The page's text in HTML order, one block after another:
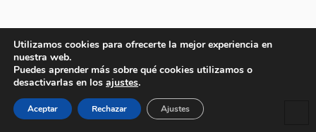
Utilizamos cookies para ofrecerte la mejor experiencia en
nuestra web.
Puedes aprender más sobre qué cookies utilizamos o
desactivarlas en los ajustes.
Aceptar Rechazar Ajustes